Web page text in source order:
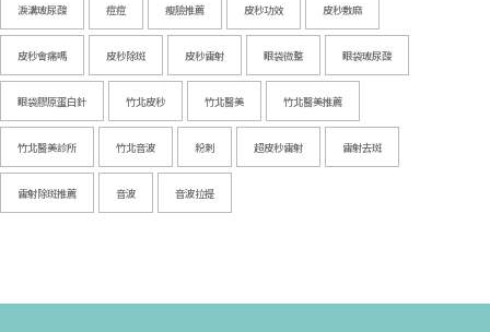
淚溝玻尿酸 痘痘 瘦臉推薦 皮秒功效 皮秒敷麻
皮秒會痛嗎 皮秒除斑 皮秒雷射 眼袋微整 眼袋玻尿酸
眼袋膠原蛋白針 竹北皮秒 竹北醫美 竹北醫美推薦
竹北醫美診所 竹北音波 粉刺 超皮秒雷射 雷射去斑
雷射除斑推薦 音波 音波拉提